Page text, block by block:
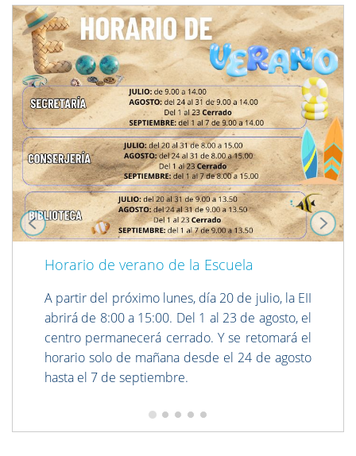
Horario de verano de la Escuela
A partir del próximo lunes, día 20 de julio, la EII
abrirá de 8:00 a 15:00. Del 1 al 23 de agosto, el
centro permanecerá cerrado. Y se retomará el
horario solo de mañana desde el 24 de agosto
hasta el 7 de septiembre.
Previous Next